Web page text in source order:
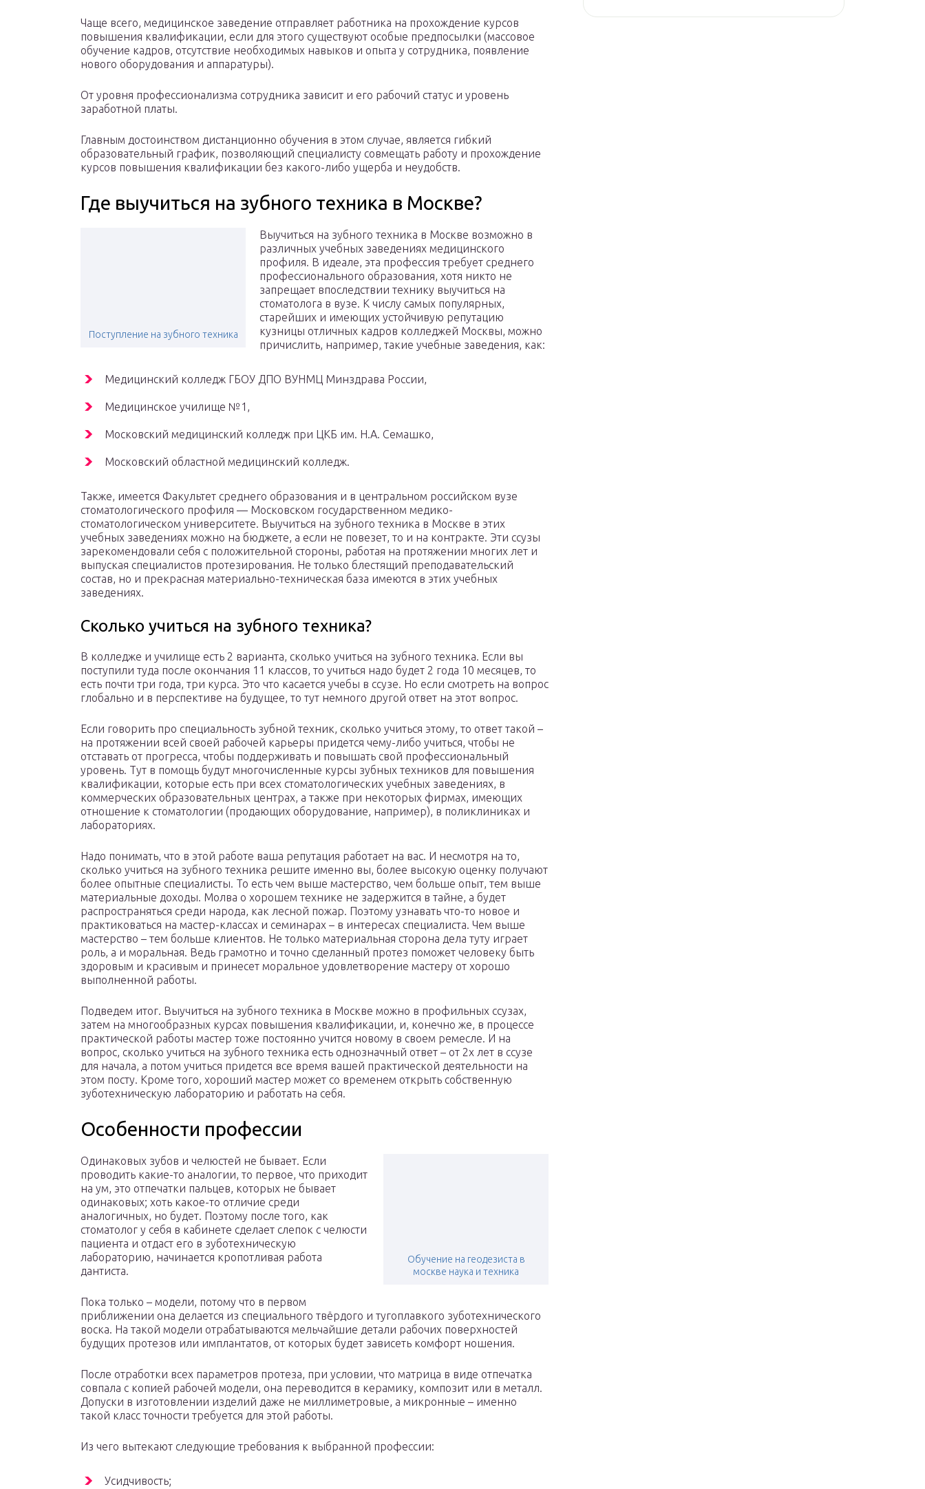
Чаще всего, медицинское заведение отправляет работника на прохождение курсов
повышения квалификации, если для этого существуют особые предпосылки (массовое
обучение кадров, отсутствие необходимых навыков и опыта у сотрудника, появление
нового оборудования и аппаратуры).
От уровня профессионализма сотрудника зависит и его рабочий статус и уровень
заработной платы.
Главным достоинством дистанционно обучения в этом случае, является гибкий
образовательный график, позволяющий специалисту совмещать работу и прохождение
курсов повышения квалификации без какого-либо ущерба и неудобств.
Где выучиться на зубного техника в Москве?
Поступление на зубного техника
Выучиться на зубного техника в Москве возможно в
различных учебных заведениях медицинского
профиля. В идеале, эта профессия требует среднего
профессионального образования, хотя никто не
запрещает впоследствии технику выучиться на
стоматолога в вузе. К числу самых популярных,
старейших и имеющих устойчивую репутацию
кузницы отличных кадров колледжей Москвы, можно
причислить, например, такие учебные заведения, как:
Медицинский колледж ГБОУ ДПО ВУНМЦ Минздрава России,
Медицинское училище №1,
Московский медицинский колледж при ЦКБ им. Н.А. Семашко,
Московский областной медицинский колледж.
Также, имеется Факультет среднего образования и в центральном российском вузе
стоматологического профиля — Московском государственном медико-
стоматологическом университете. Выучиться на зубного техника в Москве в этих
учебных заведениях можно на бюджете, а если не повезет, то и на контракте. Эти ссузы
зарекомендовали себя с положительной стороны, работая на протяжении многих лет и
выпуская специалистов протезирования. Не только блестящий преподавательский
состав, но и прекрасная материально-техническая база имеются в этих учебных
заведениях.
Сколько учиться на зубного техника?
В колледже и училище есть 2 варианта, сколько учиться на зубного техника. Если вы
поступили туда после окончания 11 классов, то учиться надо будет 2 года 10 месяцев, то
есть почти три года, три курса. Это что касается учебы в ссузе. Но если смотреть на вопрос
глобально и в перспективе на будущее, то тут немного другой ответ на этот вопрос.
Если говорить про специальность зубной техник, сколько учиться этому, то ответ такой –
на протяжении всей своей рабочей карьеры придется чему-либо учиться, чтобы не
отставать от прогресса, чтобы поддерживать и повышать свой профессиональный
уровень. Тут в помощь будут многочисленные курсы зубных техников для повышения
квалификации, которые есть при всех стоматологических учебных заведениях, в
коммерческих образовательных центрах, а также при некоторых фирмах, имеющих
отношение к стоматологии (продающих оборудование, например), в поликлиниках и
лабораториях.
Надо понимать, что в этой работе ваша репутация работает на вас. И несмотря на то,
сколько учиться на зубного техника решите именно вы, более высокую оценку получают
более опытные специалисты. То есть чем выше мастерство, чем больше опыт, тем выше
материальные доходы. Молва о хорошем технике не задержится в тайне, а будет
распространяться среди народа, как лесной пожар. Поэтому узнавать что-то новое и
практиковаться на мастер-классах и семинарах – в интересах специалиста. Чем выше
мастерство – тем больше клиентов. Не только материальная сторона дела туту играет
роль, а и моральная. Ведь грамотно и точно сделанный протез поможет человеку быть
здоровым и красивым и принесет моральное удовлетворение мастеру от хорошо
выполненной работы.
Подведем итог. Выучиться на зубного техника в Москве можно в профильных ссузах,
затем на многообразных курсах повышения квалификации, и, конечно же, в процессе
практической работы мастер тоже постоянно учится новому в своем ремесле. И на
вопрос, сколько учиться на зубного техника есть однозначный ответ – от 2х лет в ссузе
для начала, а потом учиться придется все время вашей практической деятельности на
этом посту. Кроме того, хороший мастер может со временем открыть собственную
зуботехническую лабораторию и работать на себя.
Особенности профессии
Обучение на геодезиста в
москве наука и техника
Одинаковых зубов и челюстей не бывает. Если
проводить какие-то аналогии, то первое, что приходит
на ум, это отпечатки пальцев, которых не бывает
одинаковых; хоть какое-то отличие среди
аналогичных, но будет. Поэтому после того, как
стоматолог у себя в кабинете сделает слепок с челюсти
пациента и отдаст его в зуботехническую
лабораторию, начинается кропотливая работа
дантиста.
Пока только – модели, потому что в первом
приближении она делается из специального твёрдого и тугоплавкого зуботехнического
воска. На такой модели отрабатываются мельчайшие детали рабочих поверхностей
будущих протезов или имплантатов, от которых будет зависеть комфорт ношения.
После отработки всех параметров протеза, при условии, что матрица в виде отпечатка
совпала с копией рабочей модели, она переводится в керамику, композит или в металл.
Допуски в изготовлении изделий даже не миллиметровые, а микронные – именно
такой класс точности требуется для этой работы.
Из чего вытекают следующие требования к выбранной профессии:
Усидчивость;